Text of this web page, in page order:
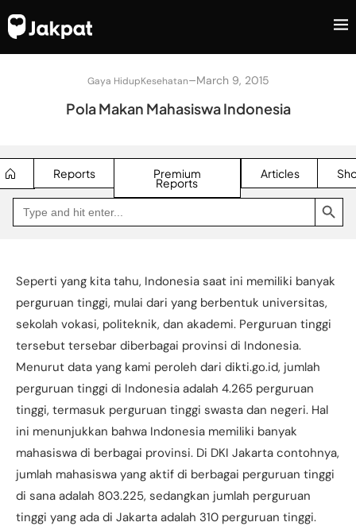
Gaya HidupKesehatan–March 9, 2015
Pola Makan Mahasiswa Indonesia
Reports Premium
Reports
Articles
Search
for:
SEARCH BUTTON
Go
to
Jakpat
a
new
tab)
Seperti yang kita tahu, Indonesia saat ini memiliki banyak
perguruan tinggi, mulai dari yang berbentuk universitas,
sekolah vokasi, politeknik, dan akademi. Perguruan tinggi
tersebut tersebar diberbagai provinsi di Indonesia.
Menurut data yang kami peroleh dari dikti.go.id, jumlah
perguruan tinggi di Indonesia adalah 4.265 perguruan
tinggi, termasuk perguruan tinggi swasta dan negeri. Hal
ini menunjukkan bahwa Indonesia memiliki banyak
mahasiswa di berbagai provinsi. Di DKI Jakarta contohnya,
jumlah mahasiswa yang aktif di berbagai perguruan tinggi
di sana adalah 803.225, sedangkan jumlah perguruan
tinggi yang ada di Jakarta adalah 310 perguruan tinggi.